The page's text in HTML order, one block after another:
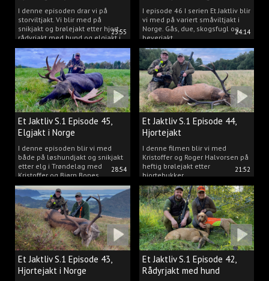
23:55
I denne episoden drar vi på
storviltjakt. Vi blir med på
snikjakt og brølejakt etter hjort,
rådyrjakt med hund og elgjakt i
Trøndelag.
24:14
I episode 46 I serien Et Jaktliv blir
vi med på variert småviltjakt i
Norge. Gås, due, skogsfugl og
beverjakt.
28:54
Et Jaktliv S.1 Episode 45,
Elgjakt i Norge
I denne episoden blir vi med
både på løshundjakt og snikjakt
etter elg i Trøndelag med
Kristoffer og Bjørn Bones
21:52
Et Jaktliv S.1 Episode 44,
Hjortejakt
I denne filmen blir vi med
Kristoffer og Roger Halvorsen på
heftig brølejakt etter
hjortebukker.
Et Jaktliv S.1 Episode 43,
Hjortejakt i Norge
Et Jaktliv S.1 Episode 42,
Rådyrjakt med hund